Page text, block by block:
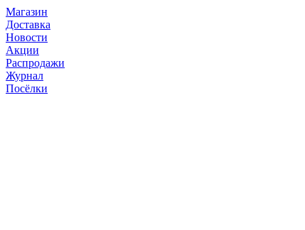
Магазин
Доставка
Новости
Акции
Распродажи
Журнал
Посёлки